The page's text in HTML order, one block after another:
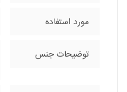
مورد استفاده
توضیحات جنس